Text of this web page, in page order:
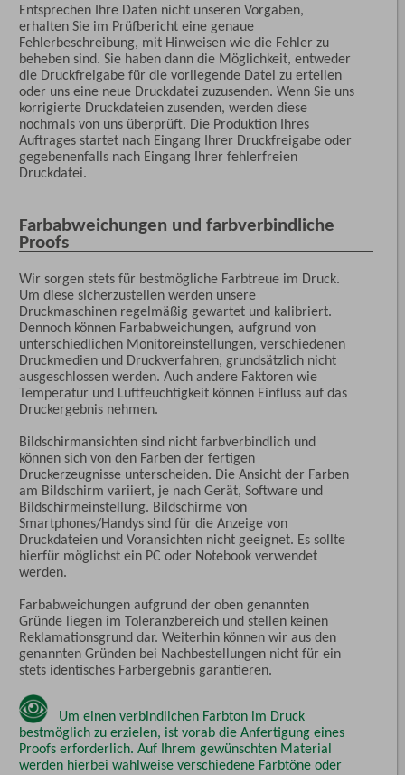
Entsprechen Ihre Daten nicht unseren Vorgaben,
erhalten Sie im Prüfbericht eine genaue
Fehlerbeschreibung, mit Hinweisen wie die Fehler zu
beheben sind. Sie haben dann die Möglichkeit, entweder
die Druckfreigabe für die vorliegende Datei zu erteilen
oder uns eine neue Druckdatei zuzusenden. Wenn Sie uns
korrigierte Druckdateien zusenden, werden diese
nochmals von uns überprüft. Die Produktion Ihres
Auftrages startet nach Eingang Ihrer Druckfreigabe oder
gegebenenfalls nach Eingang Ihrer fehlerfreien
Druckdatei.
Farbabweichungen und farbverbindliche
Proofs
Wir sorgen stets für bestmögliche Farbtreue im Druck.
Um diese sicherzustellen werden unsere
Druckmaschinen regelmäßig gewartet und kalibriert.
Dennoch können Farbabweichungen, aufgrund von
unterschiedlichen Monitoreinstellungen, verschiedenen
Druckmedien und Druckverfahren, grundsätzlich nicht
ausgeschlossen werden. Auch andere Faktoren wie
Temperatur und Luftfeuchtigkeit können Einfluss auf das
Druckergebnis nehmen.
Bildschirmansichten sind nicht farbverbindlich und
können sich von den Farben der fertigen
Druckerzeugnisse unterscheiden. Die Ansicht der Farben
am Bildschirm variiert, je nach Gerät, Software und
Bildschirmeinstellung. Bildschirme von
Smartphones/Handys sind für die Anzeige von
Druckdateien und Voransichten nicht geeignet. Es sollte
hierfür möglichst ein PC oder Notebook verwendet
werden.
Farbabweichungen aufgrund der oben genannten
Gründe liegen im Toleranzbereich und stellen keinen
Reklamationsgrund dar. Weiterhin können wir aus den
genannten Gründen bei Nachbestellungen nicht für ein
stets identisches Farbergebnis garantieren.
Um einen verbindlichen Farbton im Druck
bestmöglich zu erzielen, ist vorab die Anfertigung eines
Proofs erforderlich. Auf Ihrem gewünschten Material
werden hierbei wahlweise verschiedene Farbtöne oder